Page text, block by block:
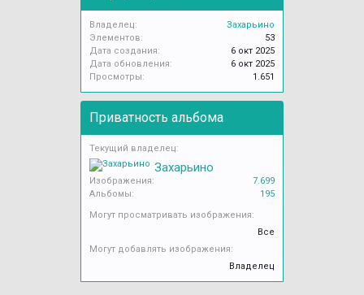
Владелец:
Захарьино
Элементов:
53
Дата создания:
6 окт 2025
Дата обновления:
6 окт 2025
Просмотры:
1.651
Приватность альбома
Текущий владелец:
Захарьино
Изображения:
7.699
Альбомы:
195
Могут просматривать изображения:
Все
Могут добавлять изображения:
Владелец